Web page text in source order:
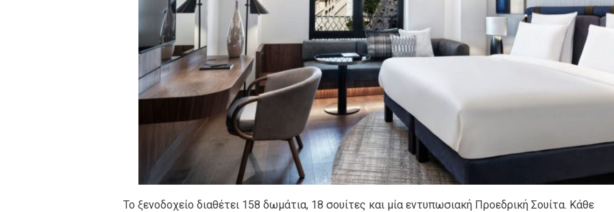
Το ξενοδοχείο διαθέτει 158 δωμάτια, 18 σουίτες και μία εντυπωσιακή Προεδρική Σουίτα. Κάθε